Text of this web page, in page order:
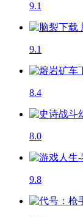
9.1
9.1
8.4
8.0
9.8